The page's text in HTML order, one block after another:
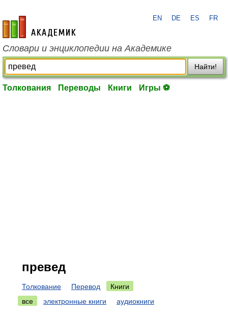
academic.ru
EN DE ES FR
Словари и энциклопедии на Академике
Найти!
Толкования Переводы Книги Игры ⚽
превед
Толкование Перевод
Книги
все
электронные книги аудиокниги